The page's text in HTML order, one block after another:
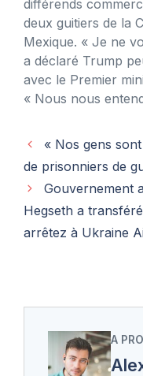
différends
deux guitiers de la
Mexique. « Je ne
a déclaré Trump
avec le Premier
« Nous nous
« Nos gens
de prisonniers de
Gouvernement
Hegseth a
arrêtez à Ukraine
A